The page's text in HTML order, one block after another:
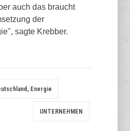
auch das braucht
der
sagte Krebber.
Energie
UNTERNEHMEN